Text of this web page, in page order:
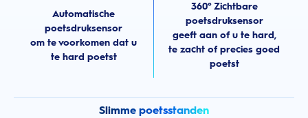
Automatische
poetsdruksensor
om te voorkomen dat u
te hard poetst
360° Zichtbare
poetsdruksensor
geeft aan of u te hard,
te zacht of precies goed
poetst
Slimme poetsstanden